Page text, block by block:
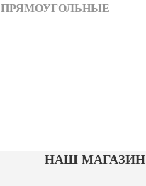
ПРЯМОУГОЛЬНЫЕ
НАШ МАГАЗИН